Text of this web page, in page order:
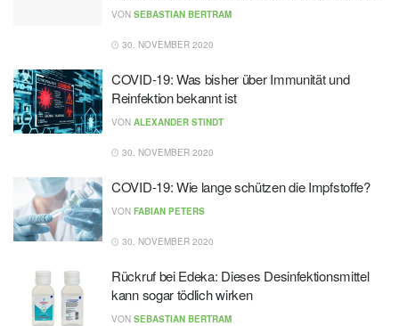
VON SEBASTIAN BERTRAM
30. NOVEMBER 2020
COVID-19: Was bisher über Immunität und
Reinfektion bekannt ist
VON ALEXANDER STINDT
30. NOVEMBER 2020
COVID-19: Wie lange schützen die Impfstoffe?
VON FABIAN PETERS
30. NOVEMBER 2020
Rückruf bei Edeka: Dieses Desinfektionsmittel
kann sogar tödlich wirken
VON SEBASTIAN BERTRAM